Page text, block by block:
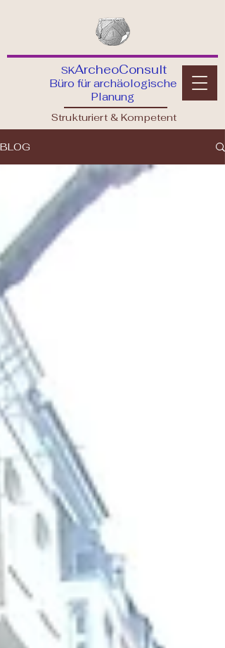
SKArcheoConsult
Büro für archäologische
Planung
Strukturiert & Kompetent
BLOG